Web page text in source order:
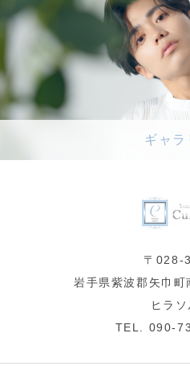
ギャラ
〒028-
岩手県紫波郡矢巾
ヒラ
TEL. 090-